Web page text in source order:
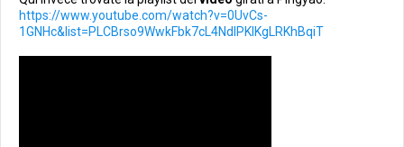
https://www.youtube.com/watch?v=0UvCs-
1GNHc&list=PLCBrso9WwkFbk7cL4NdlPKIKgLRKhBqiT